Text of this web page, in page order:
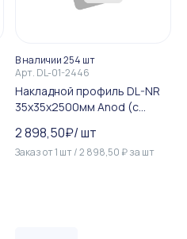
В наличии 254 шт
Арт. DL-01-2446
Накладной профиль DL-NR
35х35х2500мм Anod (с
2 898,50₽/шт
Заказ от1 шт/2 898,50 ₽за шт